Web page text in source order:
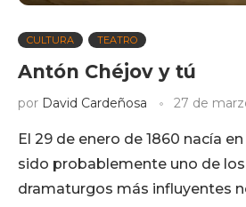
CULTURA TEATRO
Antón Chéjov y tú
por David Cardeñosa 27 de
El 29 de enero de 1860 nacía
sido probablemente uno de
dramaturgos más influyentes